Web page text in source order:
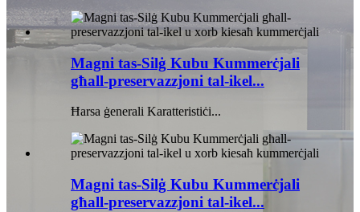
Magni tas-Silġ Kubu Kummerċjali
għall-preservazzjoni tal-ikel...
Ħarsa ġenerali Karatteristiċi...
Magni tas-Silġ Kubu Kummerċjali
għall-preservazzjoni tal-ikel...